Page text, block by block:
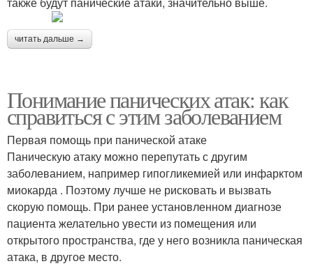
читать дальше →
Понимание панических атак: как
справиться с этим заболеванием
Первая помощь при панической атаке
Паническую атаку можно перепутать с другим
заболеванием, например гипогликемией или инфарктом
миокарда . Поэтому лучше не рисковать и вызвать
скорую помощь. При ранее установленном диагнозе
пациента желательно увести из помещения или
открытого пространства, где у него возникла паническая
атака, в другое место.